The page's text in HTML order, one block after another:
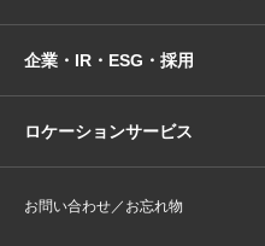
企業・IR・ESG・採用
ロケーションサービス
お問い合わせ／お忘れ物